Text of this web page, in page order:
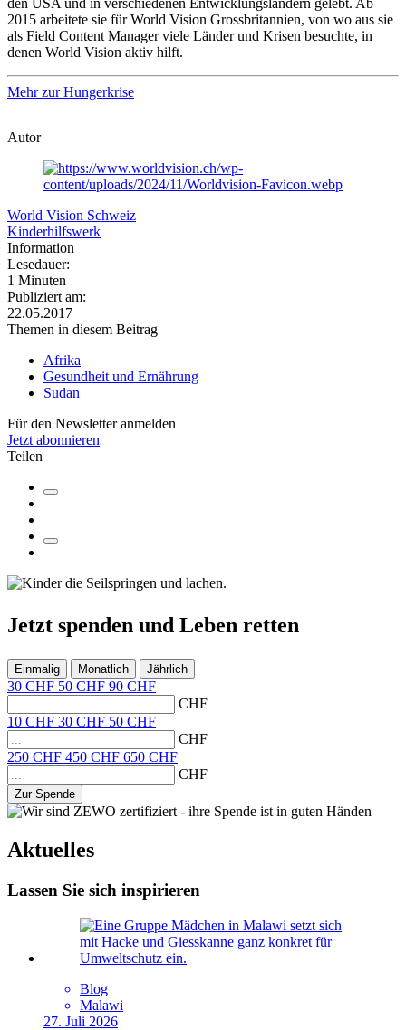
den USA und in verschiedenen Entwicklungsländern gelebt. Ab
2015 arbeitete sie für World Vision Grossbritannien, von wo aus sie
als Field Content Manager viele Länder und Krisen besuchte, in
denen World Vision aktiv hilft.
Mehr zur Hungerkrise
Autor
World Vision Schweiz
Kinderhilfswerk
Information
Lesedauer:
1 Minuten
Publiziert am:
22.05.2017
Themen in diesem Beitrag
Afrika
Gesundheit und Ernährung
Sudan
Für den Newsletter anmelden
Jetzt abonnieren
Teilen
Jetzt spenden und Leben retten
Einmalig Monatlich Jährlich
30 CHF 50 CHF 90 CHF
CHF
10 CHF 30 CHF 50 CHF
CHF
250 CHF 450 CHF 650 CHF
CHF
Zur Spende
Aktuelles
Lassen Sie sich inspirieren
Blog
Malawi
27. Juli 2026